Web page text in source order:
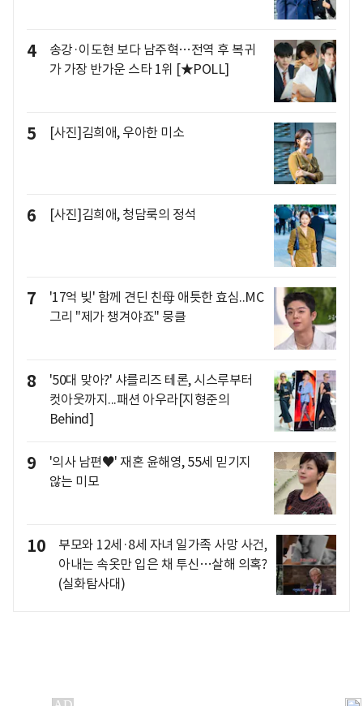
4
송강·이도현 보다 남주혁…전역 후 복귀
가 가장 반가운 스타 1위 [★POLL]
5 [사진]김희애, 우아한 미소
6 [사진]김희애, 청담룩의 정석
7
'17억 빚' 함께 견딘 친母 애틋한 효심..MC
그리 "제가 챙겨야죠" 뭉클
8
'50대 맞아?' 샤를리즈 테론, 시스루부터
컷아웃까지...패션 아우라[지형준의
Behind]
9
'의사 남편♥' 재혼 윤해영, 55세 믿기지
않는 미모
10
부모와 12세·8세 자녀 일가족 사망 사건,
아내는 속옷만 입은 채 투신…살해 의혹?
(실화탐사대)